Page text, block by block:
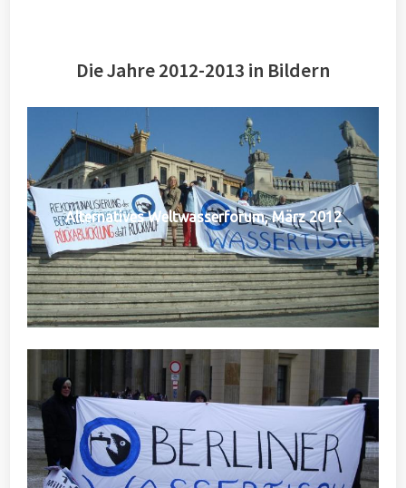
Die Jahre 2012-2013 in Bildern
Alternatives Weltwasserforum, März 2012